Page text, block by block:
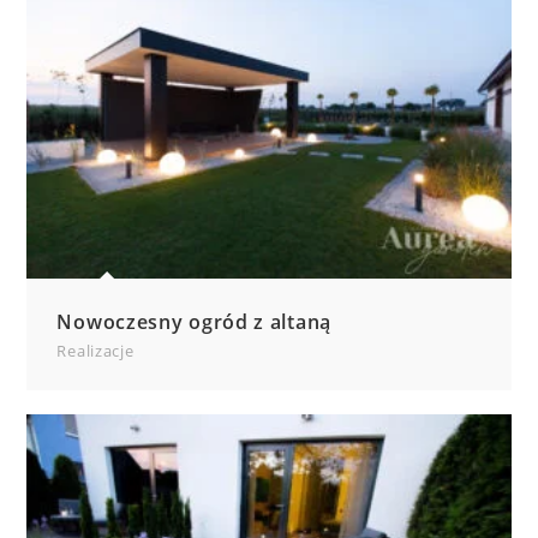
Nowoczesny ogród z altaną
Realizacje